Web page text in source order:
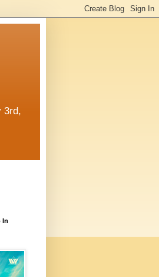
3rd,
In